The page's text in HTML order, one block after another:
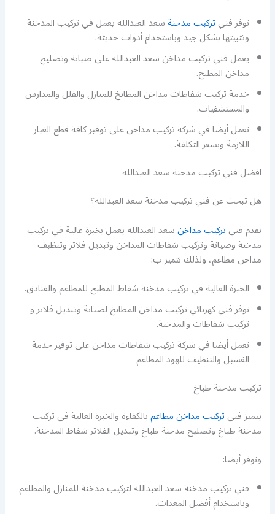
نوفر فنيتركيب مدخنةسعد العبدالله يعمل في تركيب المدخنة
وتثبيتها بشكل جيد وباستخدام أدوات حديثة.
يعمل فني تركيب مداخن سعد العبدالله على صيانة وتصليح
مداخن المطبخ.
خدمة تركيب شفاطات مداخن المطابخ للمنازل والفلل والمدارس
والمستشفيات.
نعمل أيضا في شركة تركيب مداخن على توفير كافة قطع الغيار
اللازمة وبسعر التكلفة.
افضل فني تركيب مدخنة سعد العبدالله
هل تبحث عن فني تركيب مدخنة سعد العبدالله؟
نقدم فنيتركيب مداخنسعد العبدالله يعمل بخبرة عالية في تركيب
مدخنة وصيانة وتركيب شفاطات المداخن وتبديل فلاتر وتنظيف
مداخن مطاعم، ولذلك نتميز ب:
الخبرة العالية في تركيب مدخنة شفاط المطبخ للمطاعم والفنادق.
نوفر فني كهربائي تركيب مداخن المطابخ لصيانة وتبديل فلاتر و
تركيب شفاطات والمدخنة.
نعمل أيضا في شركة تركيب شفاطات مداخن على توفير خدمة
الغسيل والتنظيف للهود المطاعم
تركيب مدخنة طباخ
يتميز فنيتركيب مداخن مطاعمبالكفاءة والخبرة العالية في تركيب
مدخنة طباخ وتصليح مدخنة طباخ وتبديل الفلاتر شفاط المدخنة.
ونوفر أيضا:
فني تركيب مدخنة سعد العبدالله لتركيب مدخنة للمنازل والمطاعم
وباستخدام أفضل المعدات.